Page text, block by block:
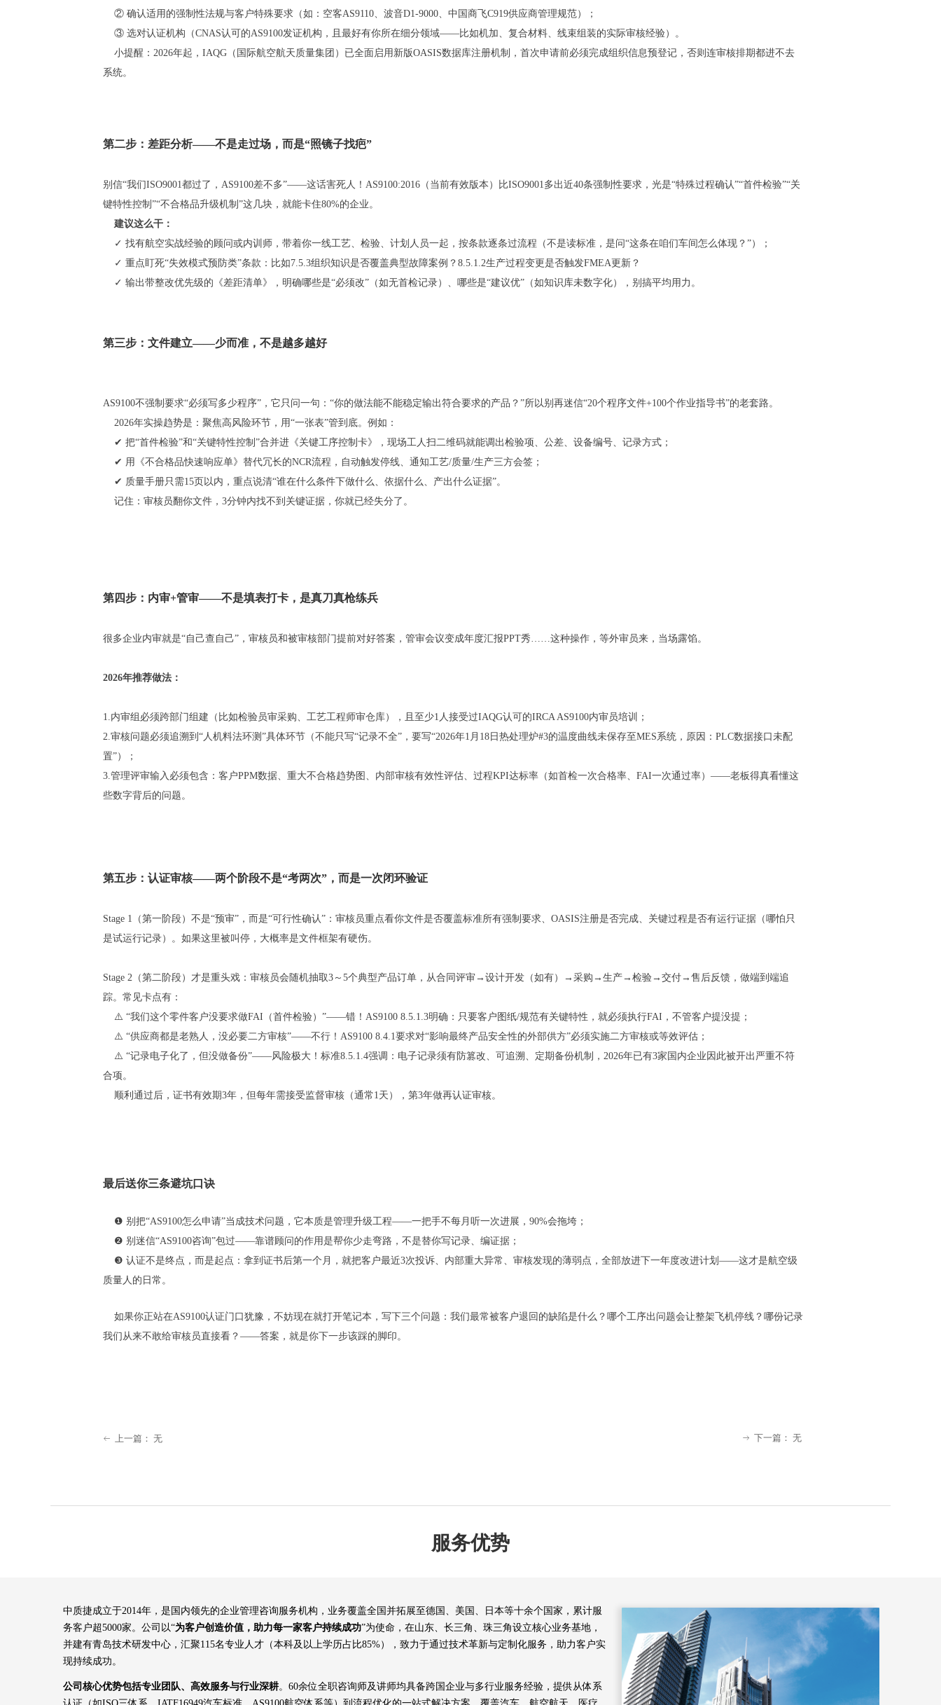
② 确认适用的强制性法规与客户特殊要求（如：空客AS9110、波音D1-9000、中国商飞C919供应商管理规范）；
③ 选对认证机构（CNAS认可的AS9100发证机构，且最好有你所在细分领域——比如机加、复合材料、线束组装的实际审核经验）。
小提醒：2026年起，IAQG（国际航空航天质量集团）已全面启用新版OASIS数据库注册机制，首次申请前必须完成组织信息预登记，否则连审核排期都进不去
系统。
第二步：差距分析——不是走过场，而是“照镜子找疤”
别信“我们ISO9001都过了，AS9100差不多”——这话害死人！AS9100:2016（当前有效版本）比ISO9001多出近40条强制性要求，光是“特殊过程确认”“首件检验”“关
键特性控制”“不合格品升级机制”这几块，就能卡住80%的企业。
建议这么干：
✓ 找有航空实战经验的顾问或内训师，带着你一线工艺、检验、计划人员一起，按条款逐条过流程（不是读标准，是问“这条在咱们车间怎么体现？”）；
✓ 重点盯死“失效模式预防类”条款：比如7.5.3组织知识是否覆盖典型故障案例？8.5.1.2生产过程变更是否触发FMEA更新？
✓ 输出带整改优先级的《差距清单》，明确哪些是“必须改”（如无首检记录）、哪些是“建议优”（如知识库未数字化），别搞平均用力。
第三步：文件建立——少而准，不是越多越好
AS9100不强制要求“必须写多少程序”，它只问一句：“你的做法能不能稳定输出符合要求的产品？”所以别再迷信“20个程序文件+100个作业指导书”的老套路。
2026年实操趋势是：聚焦高风险环节，用“一张表”管到底。例如：
✔ 把“首件检验”和“关键特性控制”合并进《关键工序控制卡》，现场工人扫二维码就能调出检验项、公差、设备编号、记录方式；
✔ 用《不合格品快速响应单》替代冗长的NCR流程，自动触发停线、通知工艺/质量/生产三方会签；
✔ 质量手册只需15页以内，重点说清“谁在什么条件下做什么、依据什么、产出什么证据”。
记住：审核员翻你文件，3分钟内找不到关键证据，你就已经失分了。
第四步：内审+管审——不是填表打卡，是真刀真枪练兵
很多企业内审就是“自己查自己”，审核员和被审核部门提前对好答案，管审会议变成年度汇报PPT秀……这种操作，等外审员来，当场露馅。
2026年推荐做法：
1.内审组必须跨部门组建（比如检验员审采购、工艺工程师审仓库），且至少1人接受过IAQG认可的IRCA AS9100内审员培训；
2.审核问题必须追溯到“人机料法环测”具体环节（不能只写“记录不全”，要写“2026年1月18日热处理炉#3的温度曲线未保存至MES系统，原因：PLC数据接口未配
置”）；
3.管理评审输入必须包含：客户PPM数据、重大不合格趋势图、内部审核有效性评估、过程KPI达标率（如首检一次合格率、FAI一次通过率）——老板得真看懂这
些数字背后的问题。
第五步：认证审核——两个阶段不是“考两次”，而是一次闭环验证
Stage 1（第一阶段）不是“预审”，而是“可行性确认”：审核员重点看你文件是否覆盖标准所有强制要求、OASIS注册是否完成、关键过程是否有运行证据（哪怕只
是试运行记录）。如果这里被叫停，大概率是文件框架有硬伤。
Stage 2（第二阶段）才是重头戏：审核员会随机抽取3～5个典型产品订单，从合同评审→设计开发（如有）→采购→生产→检验→交付→售后反馈，做端到端追
踪。常见卡点有：
⚠️ “我们这个零件客户没要求做FAI（首件检验）”——错！AS9100 8.5.1.3明确：只要客户图纸/规范有关键特性，就必须执行FAI，不管客户提没提；
⚠️ “供应商都是老熟人，没必要二方审核”——不行！AS9100 8.4.1要求对“影响最终产品安全性的外部供方”必须实施二方审核或等效评估；
⚠️ “记录电子化了，但没做备份”——风险极大！标准8.5.1.4强调：电子记录须有防篡改、可追溯、定期备份机制，2026年已有3家国内企业因此被开出严重不符
合项。
顺利通过后，证书有效期3年，但每年需接受监督审核（通常1天），第3年做再认证审核。
最后送你三条避坑口诀
❶ 别把“AS9100怎么申请”当成技术问题，它本质是管理升级工程——一把手不每月听一次进展，90%会拖垮；
❷ 别迷信“AS9100咨询”包过——靠谱顾问的作用是帮你少走弯路，不是替你写记录、编证据；
❸ 认证不是终点，而是起点：拿到证书后第一个月，就把客户最近3次投诉、内部重大异常、审核发现的薄弱点，全部放进下一年度改进计划——这才是航空级
质量人的日常。
如果你正站在AS9100认证门口犹豫，不妨现在就打开笔记本，写下三个问题：我们最常被客户退回的缺陷是什么？哪个工序出问题会让整架飞机停线？哪份记录
我们从来不敢给审核员直接看？——答案，就是你下一步该踩的脚印。
ꂃ 上一篇： 无 ꁹ 下一篇： 无
服务优势
中质捷成立于2014年，是国内领先的企业管理咨询服务机构，业务覆盖全国并拓展至德国、美国、日本等十余个国家，累计服
务客户超5000家。公司以“为客户创造价值，助力每一家客户持续成功”为使命，在山东、长三角、珠三角设立核心业务基地，
并建有青岛技术研发中心，汇聚115名专业人才（本科及以上学历占比85%），致力于通过技术革新与定制化服务，助力客户实
现持续成功。
公司核心优势包括专业团队、高效服务与行业深耕。60余位全职咨询师及讲师均具备跨国企业与多行业服务经验，提供从体系